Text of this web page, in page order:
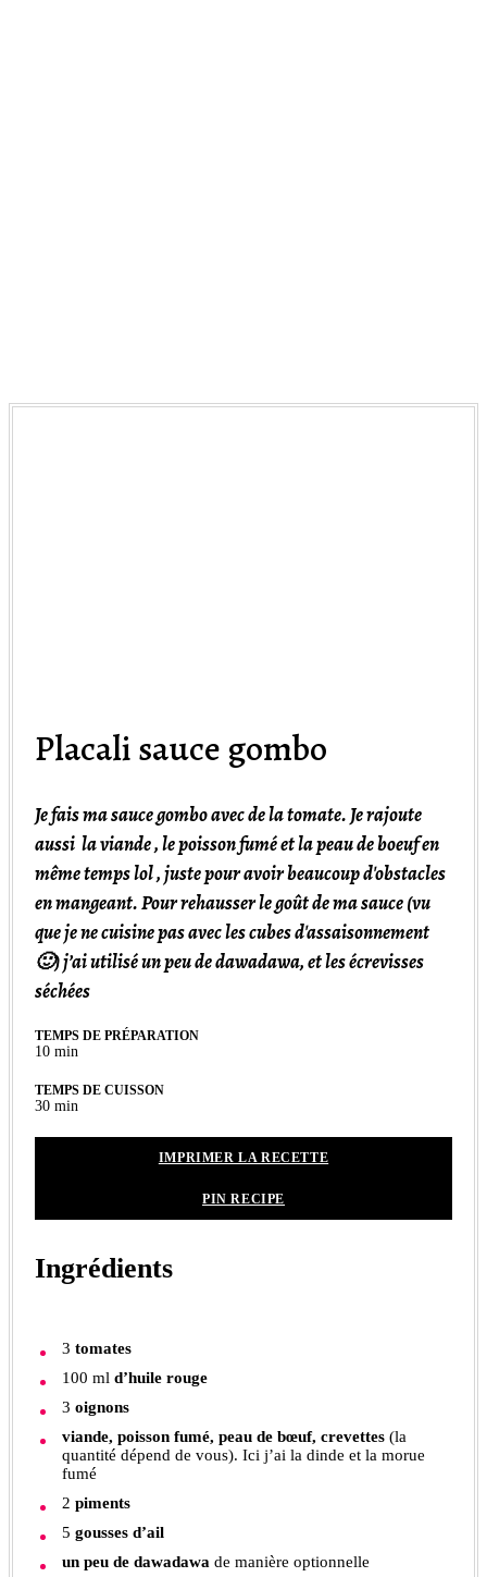
Placali sauce gombo
Je fais ma sauce gombo avec de la tomate. Je rajoute
aussi la viande , le poisson fumé et la peau de boeuf en
même temps lol , juste pour avoir beaucoup d'obstacles
en mangeant. Pour rehausser le goût de ma sauce (vu
que je ne cuisine pas avec les cubes d'assaisonnement
🙂) j’ai utilisé un peu de dawadawa, et les écrevisses
séchées
TEMPS DE PRÉPARATION
10minutes
min
TEMPS DE CUISSON
30minutes
min
IMPRIMER LA RECETTE
PIN RECIPE
Ingrédients
3 tomates
100 ml d’huile rouge
3 oignons
viande, poisson fumé, peau de bœuf, crevettes (la
quantité dépend de vous). Ici j’ai la dinde et la morue
fumé
2 piments
5 gousses d’ail
un peu de dawadawa de manière optionnelle